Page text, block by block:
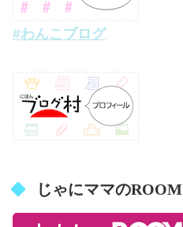
#わんこブログ
じゃにママのROOM